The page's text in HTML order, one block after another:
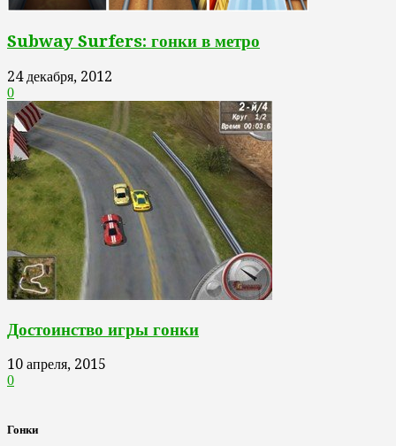
Subway Surfers: гонки в метро
24 декабря, 2012
0
Достоинство игры гонки
10 апреля, 2015
0
Гонки